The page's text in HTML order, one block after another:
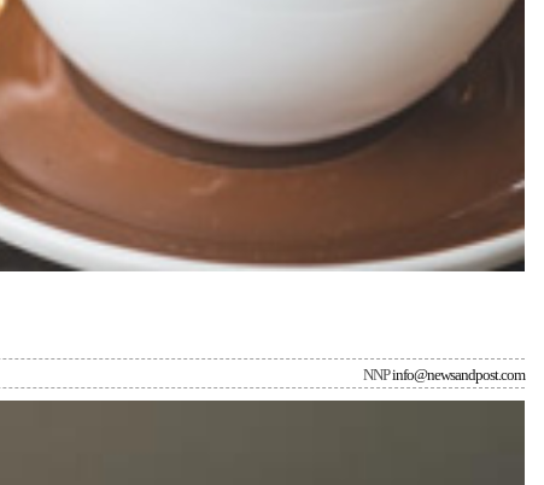
NNPinfo@newsandpost.com